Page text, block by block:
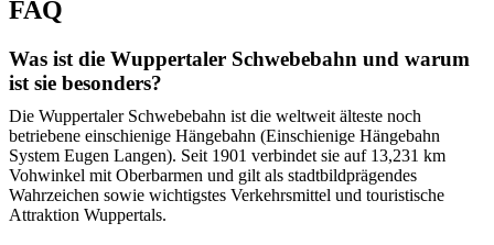
FAQ
Was ist die Wuppertaler Schwebebahn und warum
ist sie besonders?
Die Wuppertaler Schwebebahn ist die weltweit älteste noch
betriebene einschienige Hängebahn (Einschienige Hängebahn
System Eugen Langen). Seit 1901 verbindet sie auf 13,231 km
Vohwinkel mit Oberbarmen und gilt als stadtbildprägendes
Wahrzeichen sowie wichtigstes Verkehrsmittel und touristische
Attraktion Wuppertals.